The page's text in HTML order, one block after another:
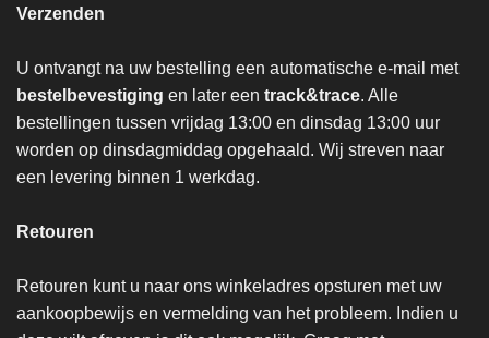
Verzenden
U ontvangt na uw bestelling een automatische e-mail met
bestelbevestiging en later een track&trace. Alle
bestellingen tussen vrijdag 13:00 en dinsdag 13:00 uur
worden op dinsdagmiddag opgehaald. Wij streven naar
een levering binnen 1 werkdag.
Retouren
Retouren kunt u naar ons winkeladres opsturen met uw
aankoopbewijs en vermelding van het probleem. Indien u